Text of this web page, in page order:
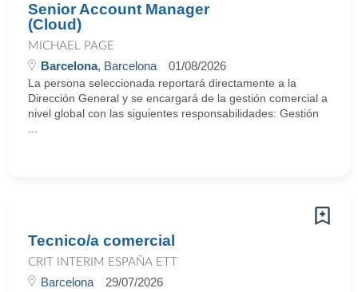
Senior Account Manager
(Cloud)
MICHAEL PAGE
Barcelona, Barcelona 01/08/2026
La persona seleccionada reportará directamente a la
Dirección General y se encargará de la gestión comercial a
nivel global con las siguientes responsabilidades: Gestión
Tecnico/a comercial
CRIT INTERIM ESPAÑA ETT
Barcelona 29/07/2026